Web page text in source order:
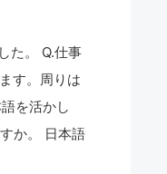
た。 Q.仕事
す。周りは
を活かし
か。 日本語